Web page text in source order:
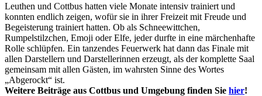
Leuthen und Cottbus hatten viele Monate intensiv trainiert und
konnten endlich zeigen, wofür sie in ihrer Freizeit mit Freude und
Begeisterung trainiert hatten. Ob als Schneewittchen,
Rumpelstilzchen, Emoji oder Elfe, jeder durfte in eine märchenhafte
Rolle schlüpfen. Ein tanzendes Feuerwerk hat dann das Finale mit
allen Darstellern und Darstellerinnen erzeugt, als der komplette Saal
gemeinsam mit allen Gästen, im wahrsten Sinne des Wortes
„Abgerockt“ ist.
Weitere Beiträge aus Cottbus und Umgebung finden Sie hier!